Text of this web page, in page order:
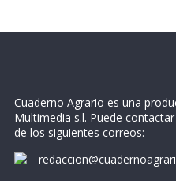
Cuaderno Agrario es una
Multimedia s.l. Puede
de los siguientes correos: